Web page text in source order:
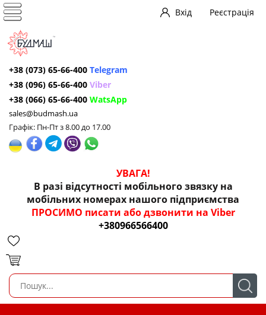
Вхід Реєстрація
+38 (073) 65-66-400 Telegram
+38 (096) 65-66-400 Viber
+38 (066) 65-66-400 WatsApp
sales@budmash.ua
Графік: Пн-Пт з 8.00 до 17.00
УВАГА!
В разі відсутності мобільного звязку на
мобільних номерах нашого підприємства
ПРОСИМО писати або дзвонити на Viber
+380966566400